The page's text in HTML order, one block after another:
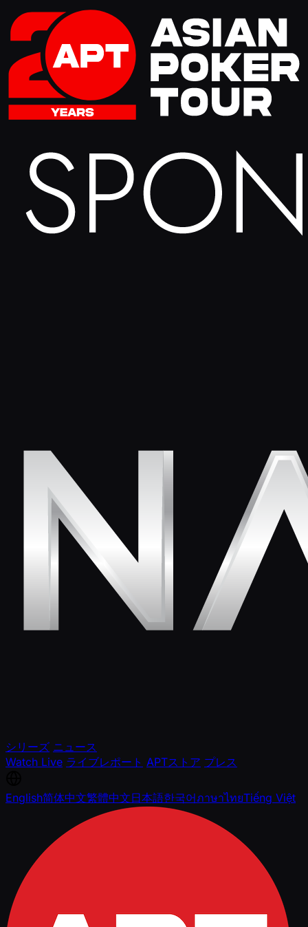
シリーズ ニュース
Watch Live ライブレポート APTストア プレス
English简体中文繁體中文日本語한국어ภาษาไทยTiếng Việt